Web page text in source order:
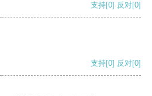
支持[0] 反对[0]
支持[0] 反对[0]